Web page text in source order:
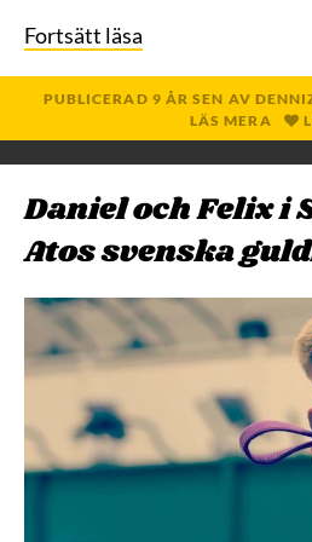
Fortsätt läsa
PUBLICERAD 9 ÅR SEN AV
LÄS MERA
Daniel och Felix i
Atos svenska